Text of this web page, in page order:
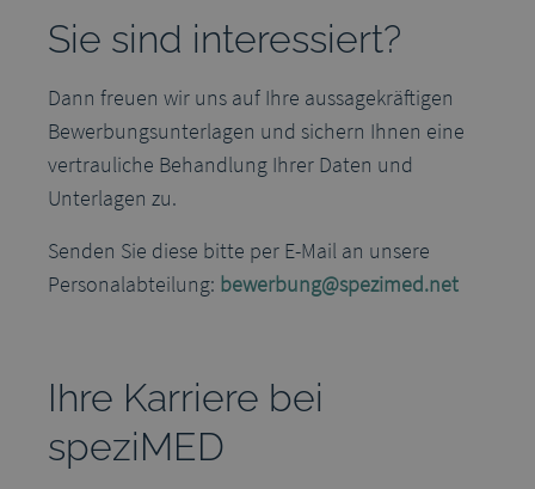
Sie sind interessiert?
Dann freuen wir uns auf Ihre aussagekräftigen
Bewerbungsunterlagen und sichern Ihnen eine
vertrauliche Behandlung Ihrer Daten und
Unterlagen zu.
Senden Sie diese bitte per E-Mail an unsere
Personalabteilung: bewerbung@spezimed.net
Ihre Karriere bei
speziMED